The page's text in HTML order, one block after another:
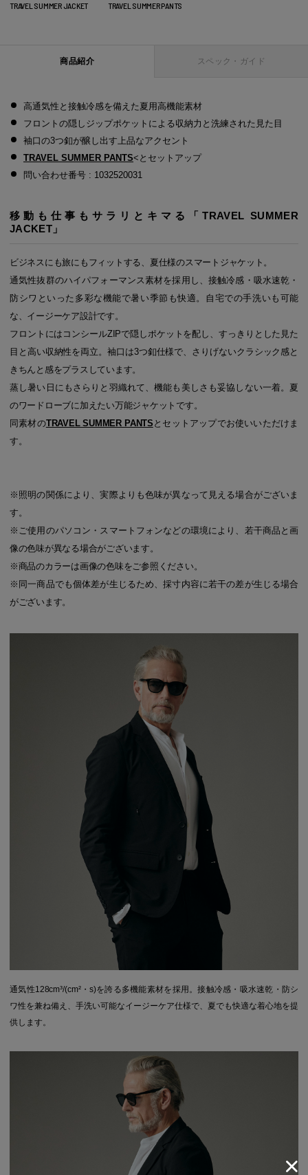
TRAVEL SUMMER JACKET TRAVEL SUMMER PANTS
商品紹介 スペック・ガイド
高通気性と接触冷感を備えた夏用高機能素材
フロントの隠しジップポケットによる収納力と洗練された見た目
袖口の3つ釦が醸し出す上品なアクセント
TRAVEL SUMMER PANTS< とセットアップ
問い合わせ番号 : 1032520031
移動も仕事もサラリとキマる「TRAVEL SUMMER
JACKET」
ビジネスにも旅にもフィットする、夏仕様のスマートジャケット。
通気性抜群のハイパフォーマンス素材を採用し、接触冷感・吸水速乾・
防シワといった多彩な機能で暑い季節も快適。自宅での手洗いも可能
な、イージーケア設計です。
フロントにはコンシールZIPで隠しポケットを配し、すっきりとした見た
目と高い収納性を両立。袖口は3つ釦仕様で、さりげないクラシック感と
きちんと感をプラスしています。
蒸し暑い日にもさらりと羽織れて、機能も美しさも妥協しない一着。夏
のワードローブに加えたい万能ジャケットです。
同素材のTRAVEL SUMMER PANTS とセットアップでお使いいただけま
す。
※照明の関係により、実際よりも色味が異なって見える場合がございま
す。
※ご使用のパソコン・スマートフォンなどの環境により、若干商品と画
像の色味が異なる場合がございます。
※商品のカラーは画像の色味をご参照ください。
※同一商品でも個体差が生じるため、採寸内容に若干の差が生じる場合
がございます。
通気性128cm³/(cm²・s)を誇る多機能素材を採用。接触冷感・吸水速乾・防シ
ワ性を兼ね備え、手洗い可能なイージーケア仕様で、夏でも快適な着心地を提
供します。